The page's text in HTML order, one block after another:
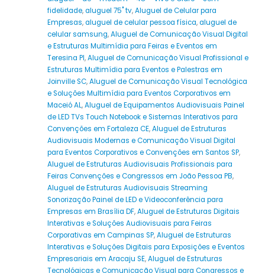
fidelidade,aluguel 75" tv,Aluguel de Celular para
Empresas,aluguel de celular pessoa física,aluguel de
celular samsung,Aluguel de Comunicação Visual Digital
e Estruturas Multimídia para Feiras e Eventos em
Teresina PI,Aluguel de Comunicação Visual Profissional e
Estruturas Multimídia para Eventos e Palestras em
Joinville SC,Aluguel de Comunicação Visual Tecnológica
e Soluções Multimídia para Eventos Corporativos em
Maceió AL,Aluguel de Equipamentos Audiovisuais Painel
de LED TVs Touch Notebook e Sistemas Interativos para
Convenções em Fortaleza CE,Aluguel de Estruturas
Audiovisuais Modernas e Comunicação Visual Digital
para Eventos Corporativos e Convenções em Santos SP,
Aluguel de Estruturas Audiovisuais Profissionais para
Feiras Convenções e Congressos em João Pessoa PB,
Aluguel de Estruturas Audiovisuais Streaming
Sonorização Painel de LED e Videoconferência para
Empresas em Brasília DF,Aluguel de Estruturas Digitais
Interativas e Soluções Audiovisuais para Feiras
Corporativas em Campinas SP,Aluguel de Estruturas
Interativas e Soluções Digitais para Exposições e Eventos
Empresariais em Aracaju SE,Aluguel de Estruturas
Tecnológicas e Comunicação Visual para Congressos e